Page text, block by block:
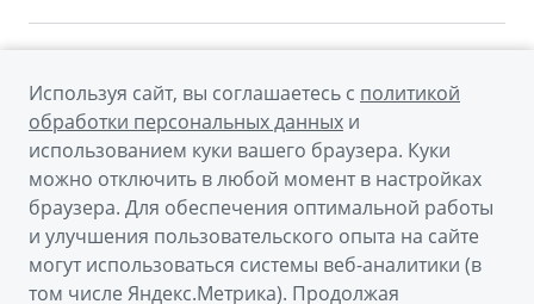
ATLAS
OKAVANGO
MONJARO
Новости
Наша команда
Правовая информация
Контакты
Мы в соцсетях
© 2026
Официальный сайт Geely в России
Используя сайт, вы соглашаетесь с политикой
обработки персональных данных и
использованием куки вашего браузера. Куки
можно отключить в любой момент в настройках
браузера. Для обеспечения оптимальной работы
и улучшения пользовательского опыта на сайте
могут использоваться системы веб-аналитики (в
том числе Яндекс.Метрика). Продолжая